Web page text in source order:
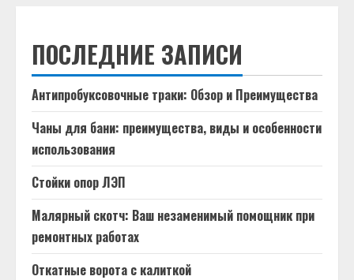
ПОСЛЕДНИЕ ЗАПИСИ
Антипробуксовочные траки: Обзор и Преимущества
Чаны для бани: преимущества, виды и особенности
использования
Стойки опор ЛЭП
Малярный скотч: Ваш незаменимый помощник при
ремонтных работах
Откатные ворота с калиткой